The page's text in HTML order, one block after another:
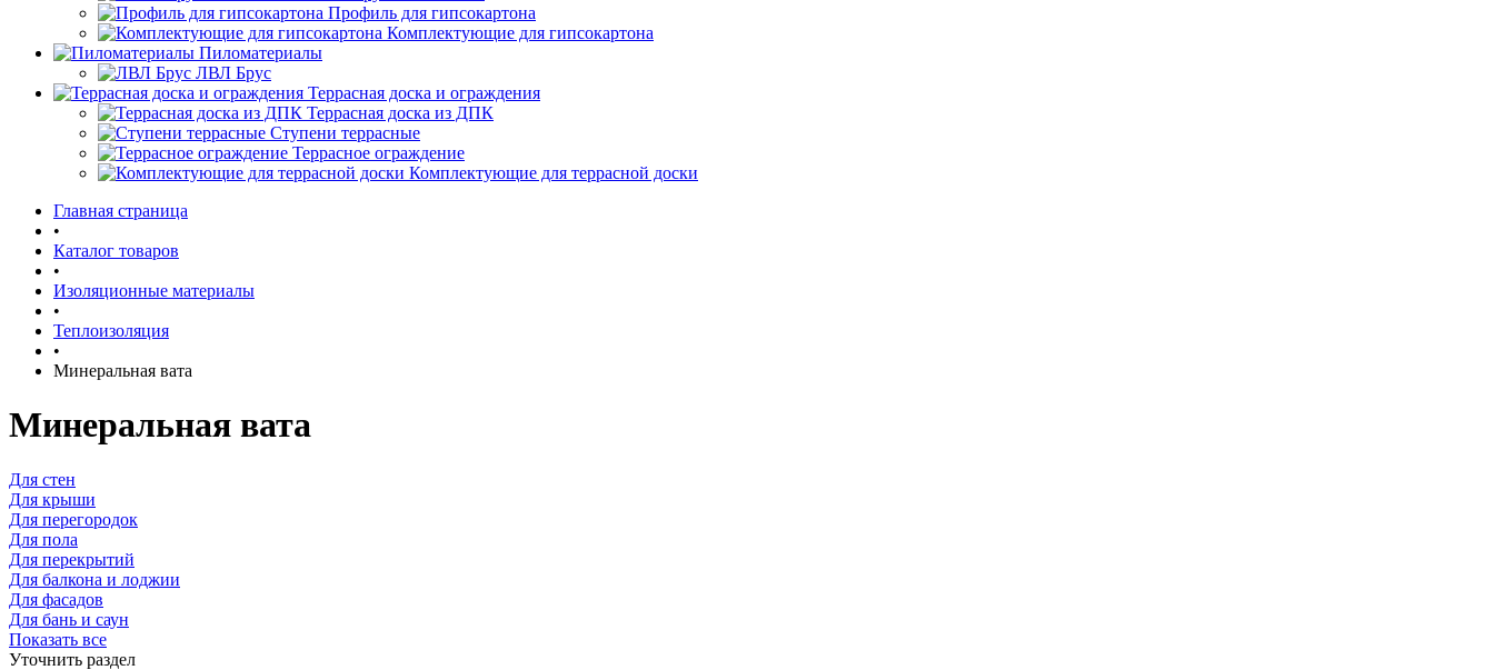
Профиль для гипсокартона
Комплектующие для гипсокартона
Пиломатериалы
ЛВЛ Брус
Террасная доска и ограждения
Террасная доска из ДПК
Ступени террасные
Террасное ограждение
Комплектующие для террасной доски
Главная страница
•
Каталог товаров
•
Изоляционные материалы
•
Теплоизоляция
•
Минеральная вата
Минеральная вата
Для стен
Для крыши
Для перегородок
Для пола
Для перекрытий
Для балкона и лоджии
Для фасадов
Для бань и саун
Показать все
Уточнить раздел